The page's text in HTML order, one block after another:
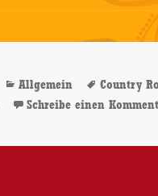
–
–
CD-
Kategorien
Allgemein Country
Schreibe einen